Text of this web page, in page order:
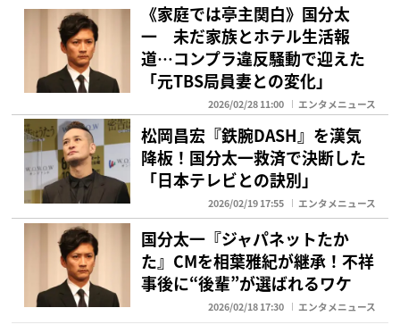
《家庭では亭主関白》国分太
一 未だ家族とホテル生活報
道…コンプラ違反騒動で迎えた
「元TBS局員妻との変化」
2026/02/28 11:00 エンタメニュース
松岡昌宏『鉄腕DASH』を漢気
降板！国分太一救済で決断した
「日本テレビとの訣別」
2026/02/19 17:55 エンタメニュース
国分太一『ジャパネットたか
た』CMを相葉雅紀が継承！不祥
事後に“後輩”が選ばれるワケ
2026/02/18 17:30 エンタメニュース